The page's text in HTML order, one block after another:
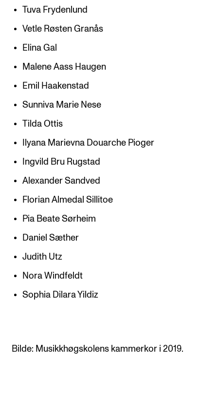
Tuva Frydenlund
Vetle Røsten Granås
Elina Gal
Malene Aass Haugen
Emil Haakenstad
Sunniva Marie Nese
Tilda Ottis
Ilyana Marievna Douarche Pioger
Ingvild Bru Rugstad
Alexander Sandved
Florian Almedal Sillitoe
Pia Beate Sørheim
Daniel Sæther
Judith Utz
Nora Windfeldt
Sophia Dilara Yildiz
Bilde: Musikkhøgskolens kammerkor i 2019.